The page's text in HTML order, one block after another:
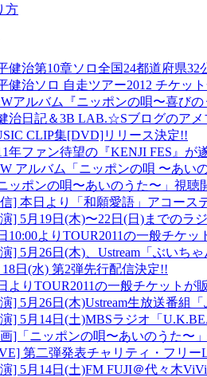
方
健治第10章ソロ全国24都道府県
健治ソロ 自走ツアー2012 チケッ
アルバム『ニッポンの唄〜喜び
治日記＆3B LAB.☆Sブログのアメ
CLIP集[DVD]リリース決定!!
年ファン待望の『KENJI FES』が
アルバム「ニッポンの唄 〜あい
ニッポンの唄〜あいのうた〜」視聴
] 本日より「和願愛語」アコース
] 5月19日(木)〜22日(日)までのラ
10:00よりTOUR2011の一般チケッ
] 5月26日(木)、Ustream「ぶいち
18日(水) 第2弾先行配信決定!!
よりTOUR2011の一般チケットが
] 5月26日(木)Ustream生放送番組
] 5月14日(土)MBSラジオ「
]「ニッポンの唄〜あいのうた〜
第二弾発表チャリティ・フリ
] 5月14日(土)FM FUJI＠代々木